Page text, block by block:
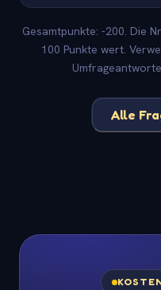
Gesamtpunkte: -200. Die
100 Punkte wert.
Alle